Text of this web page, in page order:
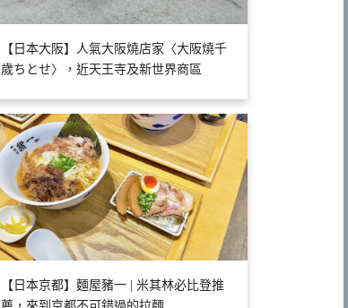
【日本大阪】人氣大阪燒店家〈大阪燒千
歲ちとせ〉，近天王寺及新世界商區
【日本京都】麵屋豬一 | 米其林必比登推